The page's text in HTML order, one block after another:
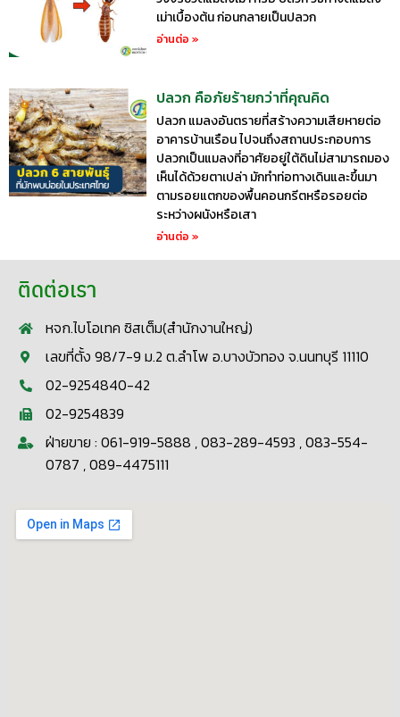
เม่าเบื้องต้น ก่อนกลายเป็นปลวก
อ่านต่อ »
ปลวก คือภัยร้ายกว่าที่คุณคิด
ปลวก แมลงอันตรายที่สร้างความเสียหายต่อ
อาคารบ้านเรือน ไปจนถึงสถานประกอบการ
ปลวกเป็นแมลงที่อาศัยอยู่ใต้ดินไม่สามารถมอง
เห็นได้ด้วยตาเปล่า มักทำท่อทางเดินและขึ้นมา
ตามรอยแตกของพื้นคอนกรีตหรือรอยต่อ
ระหว่างผนังหรือเสา
อ่านต่อ »
ติดต่อเรา
หจก.ไบโอเทค ซิสเต็ม(สำนักงานใหญ่)
เลขที่ตั้ง 98/7-9 ม.2 ต.ลำโพ อ.บางบัวทอง จ.นนทบุรี 11110
02-9254840-42
02-9254839
ฝ่ายขาย : 061-919-5888 , 083-289-4593 , 083-554-
0787 , 089-4475111